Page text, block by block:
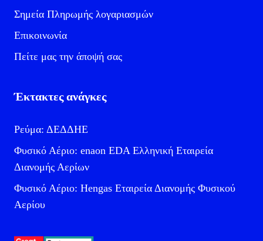
Σημεία Πληρωμής λογαριασμών
Επικοινωνία
Πείτε μας την άποψή σας
Έκτακτες ανάγκες
Ρεύμα: ΔΕΔΔΗΕ
Φυσικό Αέριο: enaon EDA Ελληνική Εταιρεία
Διανομής Αερίων
Φυσικό Αέριο: Hengas Εταιρεία Διανομής Φυσικού
Αερίου